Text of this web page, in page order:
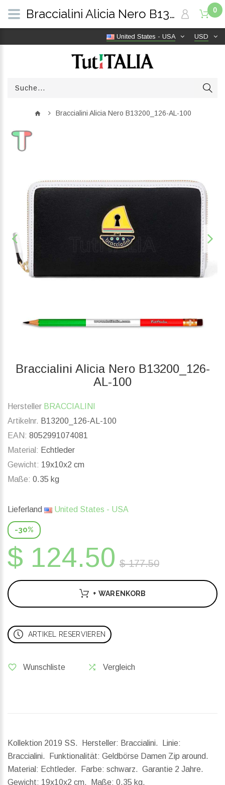
USD
United States - USA
0
Braccialini Alicia Nero B13200_126-AL-100
Braccialini Alicia Nero B13200_126-
AL-100
Hersteller BRACCIALINI
Artikelnr. B13200_126-AL-100
EAN: 8052991074081
Material: Echtleder
Gewicht: 19x10x2 cm
Maße: 0.35 kg
Lieferland United States - USA
-30%
$ 124.50 $ 177.50
+ WARENKORB
ARTIKEL RESERVIEREN
Wunschliste Vergleich
Kollektion 2019 SS. Hersteller: Braccialini. Linie:
Braccialini. Funktionalität: Geldbörse Damen Zip around.
Material: Echtleder. Farbe: schwarz. Garantie 2 Jahre.
Gewicht: 19x10x2 cm. Maße: 0.35 kg.
Braccialini Alicia Nero B13200_126-AL-100 | TutITALIA